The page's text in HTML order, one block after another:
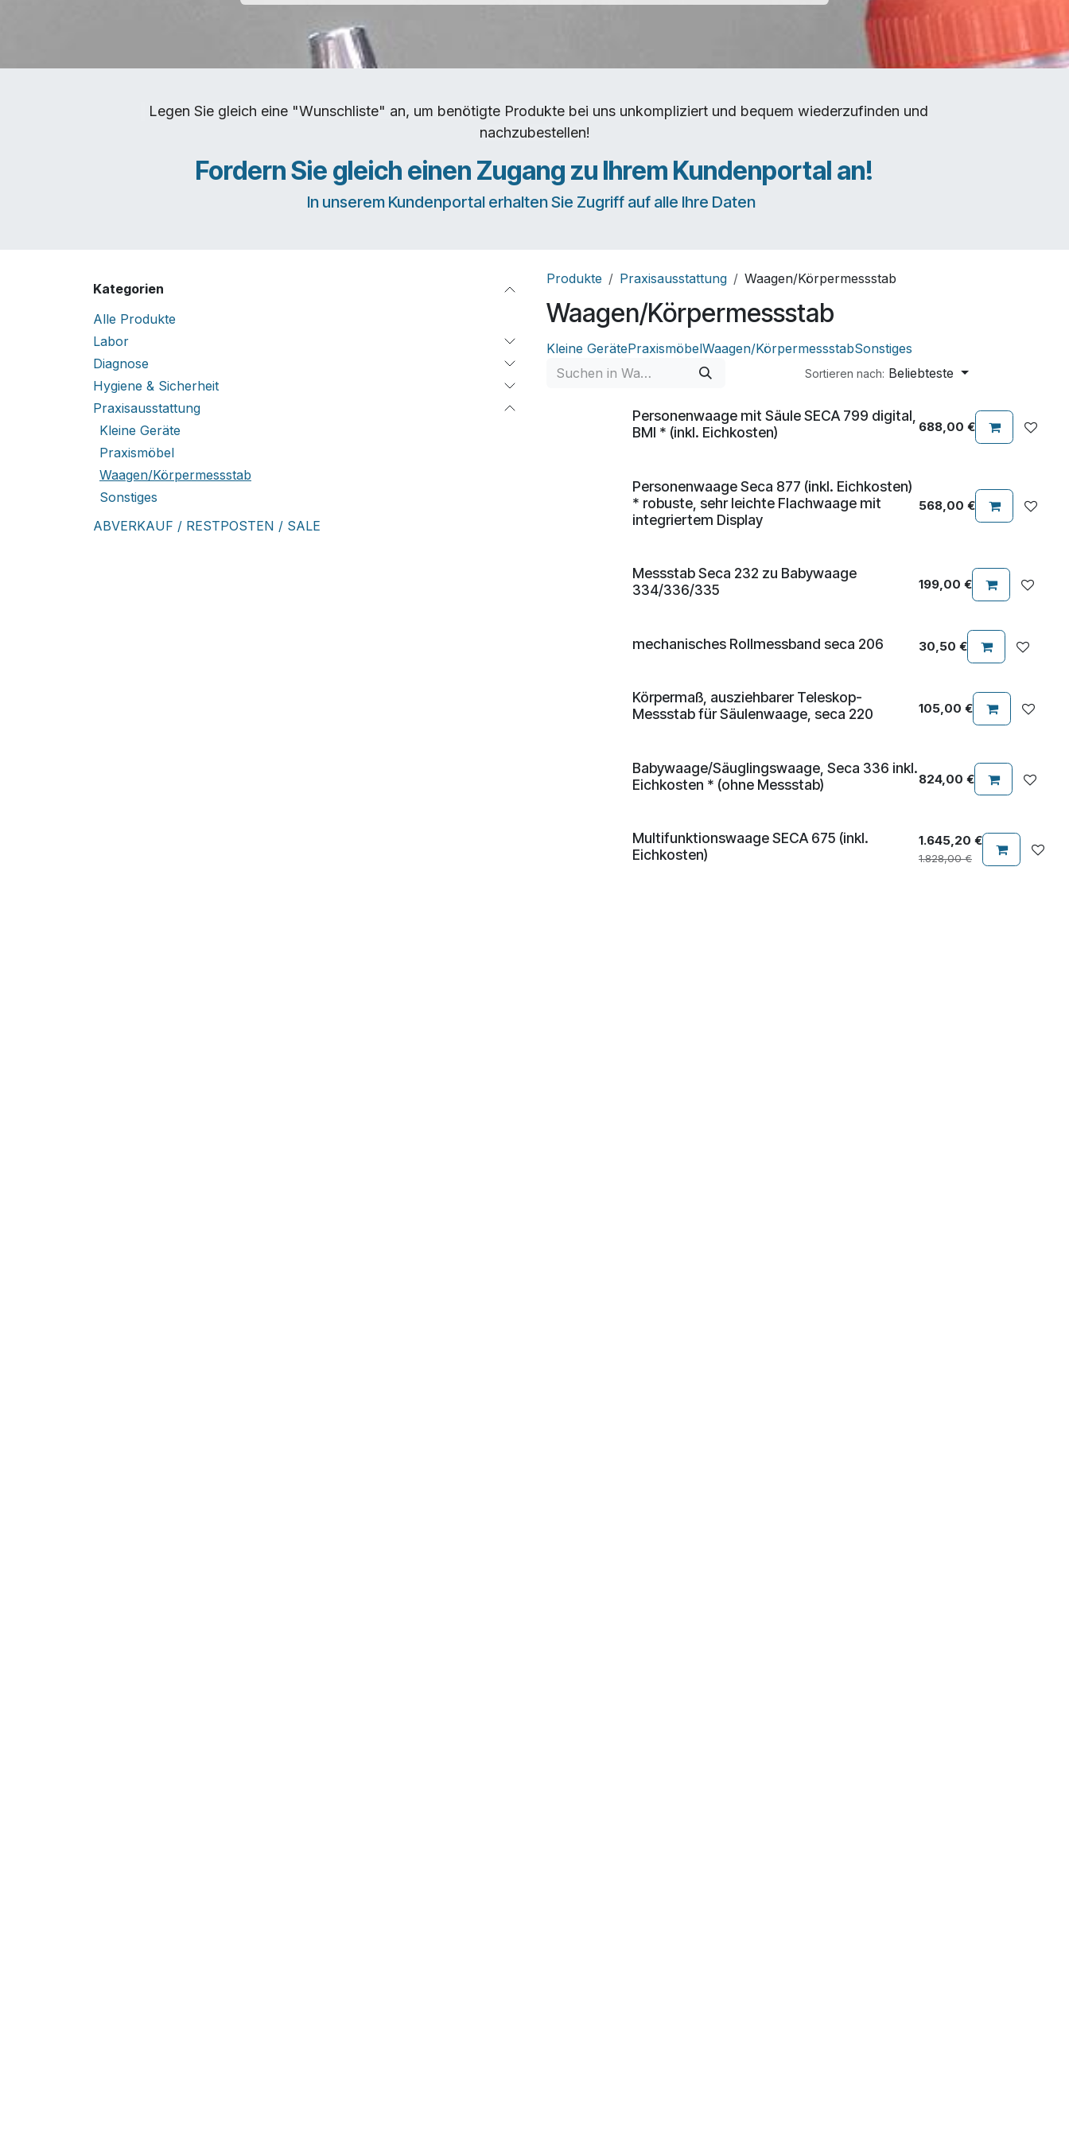
Legen Sie gleich eine "Wunschliste" an, um benötigte Produkte bei uns unkompliziert und bequem wiederzufinden und
nachzubestellen!
Fordern Sie gleich einen Zugang zu Ihrem Kundenportal an!
In unserem Kundenportal erhalten Sie Zugriff auf alle Ihre Daten
Kategorien
Alle Produkte
Labor
Diagnose
Hygiene & Sicherheit
Praxisausstattung
Kleine Geräte
Praxismöbel
Waagen/Körpermessstab
Sonstiges
ABVERKAUF / RESTPOSTEN / SALE
Produkte Praxisausstattung Waagen/Körpermessstab
Waagen/Körpermessstab
Kleine GerätePraxismöbelWaagen/KörpermessstabSonstiges
Sortieren nach: Beliebteste
Personenwaage mit Säule SECA 799 digital,
BMI * (inkl. Eichkosten)
688,00 €
Personenwaage Seca 877 (inkl. Eichkosten)
* robuste, sehr leichte Flachwaage mit
integriertem Display
568,00 €
Messstab Seca 232 zu Babywaage
334/336/335
199,00 €
mechanisches Rollmessband seca 206 30,50 €
Körpermaß, ausziehbarer Teleskop-
Messstab für Säulenwaage, seca 220
105,00 €
Babywaage/Säuglingswaage, Seca 336 inkl.
Eichkosten * (ohne Messstab)
824,00 €
Multifunktionswaage SECA 675 (inkl.
Eichkosten)
1.645,20 €
1.828,00€